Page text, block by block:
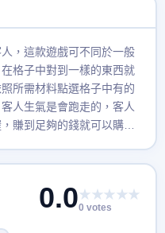
，這款遊戲可不同於一般
格子中對到一樣的東西就
所需材料點選格子中有的
人生氣是會跑走的，客人
賺到足夠的錢就可以購買
0.0★★★★★
0 votes